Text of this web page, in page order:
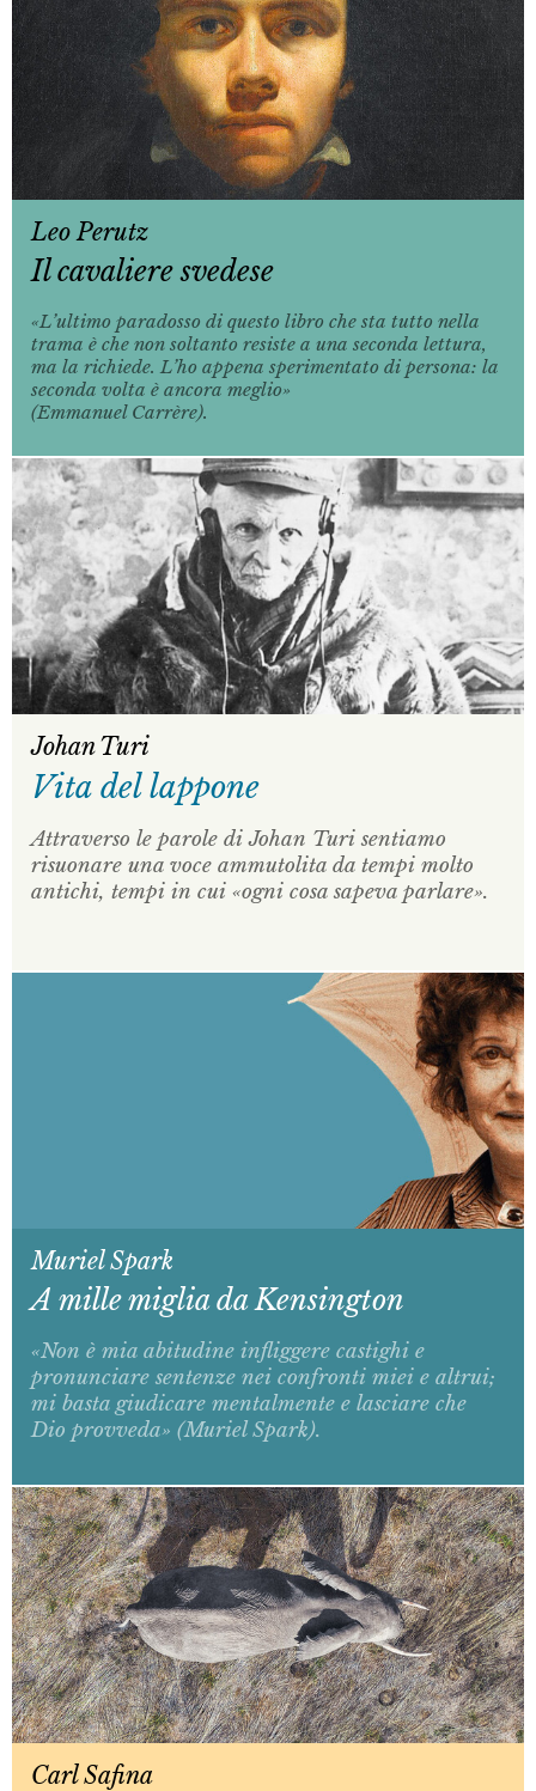
Leo Perutz
Il cavaliere svedese
«L’ultimo paradosso di questo libro che sta tutto nella
trama è che non soltanto resiste a una seconda lettura,
ma la richiede. L’ho appena sperimentato di persona: la
seconda volta è ancora meglio»
(Emmanuel Carrère).
Johan Turi
Vita del lappone
Attraverso le parole di Johan Turi sentiamo
risuonare una voce ammutolita da tempi molto
antichi, tempi in cui «ogni cosa sapeva parlare».
Muriel Spark
A mille miglia da Kensington
«Non è mia abitudine infliggere castighi e
pronunciare sentenze nei confronti miei e altrui;
mi basta giudicare mentalmente e lasciare che
Dio provveda» (Muriel Spark).
Carl Safina